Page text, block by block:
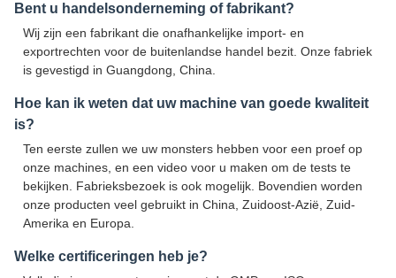
Bent u handelsonderneming of fabrikant?
Wij zijn een fabrikant die onafhankelijke import- en
exportrechten voor de buitenlandse handel bezit. Onze fabriek
is gevestigd in Guangdong, China.
Hoe kan ik weten dat uw machine van goede kwaliteit
is?
Ten eerste zullen we uw monsters hebben voor een proef op
onze machines, en een video voor u maken om de tests te
bekijken. Fabrieksbezoek is ook mogelijk. Bovendien worden
onze producten veel gebruikt in China, Zuidoost-Azië, Zuid-
Amerika en Europa.
Welke certificeringen heb je?